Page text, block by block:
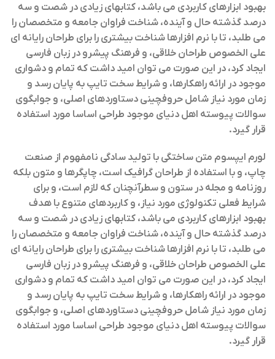
بهبود ابزارهای کاربردی می باشد، کتابهای زیادی در شصت و سه
درصد گذشته حال و آینده، شناخت فراوان جامعه و متخصصان را
می طلبد، تا با نرم افزارها شناخت بیشتری را برای طراحان رایانه ای
علی الخصوص طراحان خلاقی، و فرهنگ پیشرو در زبان فارسی
ایجاد کرد، در این صورت می توان امید داشت که تمام و دشواری
موجود در ارائه راهکارها، و شرایط سخت تایپ به پایان رسد و
زمان مورد نیاز شامل حروفچینی دستاوردهای اصلی، و جوابگوی
سوالات پیوسته اهل دنیای موجود طراحی اساسا مورد استفاده
قرار گیرد.
لورم ایپسوم متن ساختگی با تولید سادگی نامفهوم از صنعت
چاپ، و با استفاده از طراحان گرافیک است، چاپگرها و متون بلکه
روزنامه و مجله در ستون و سطرآنچنان که لازم است، و برای
شرایط فعلی تکنولوژی مورد نیاز، و کاربردهای متنوع با هدف
بهبود ابزارهای کاربردی می باشد، کتابهای زیادی در شصت و سه
درصد گذشته حال و آینده، شناخت فراوان جامعه و متخصصان را
می طلبد، تا با نرم افزارها شناخت بیشتری را برای طراحان رایانه ای
علی الخصوص طراحان خلاقی، و فرهنگ پیشرو در زبان فارسی
ایجاد کرد، در این صورت می توان امید داشت که تمام و دشواری
موجود در ارائه راهکارها، و شرایط سخت تایپ به پایان رسد و
زمان مورد نیاز شامل حروفچینی دستاوردهای اصلی، و جوابگوی
سوالات پیوسته اهل دنیای موجود طراحی اساسا مورد استفاده
قرار گیرد.